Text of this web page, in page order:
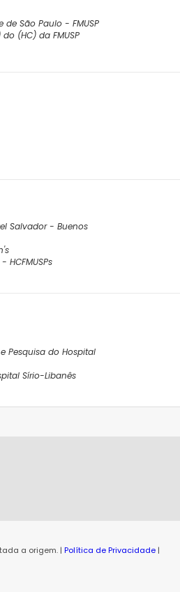
São Paulo - FMUSP
(HC) da FMUSP
Salvador - Buenos
Pesquisa do Hospital
Sírio-Libanês
a origem. | Política de Privacidade |